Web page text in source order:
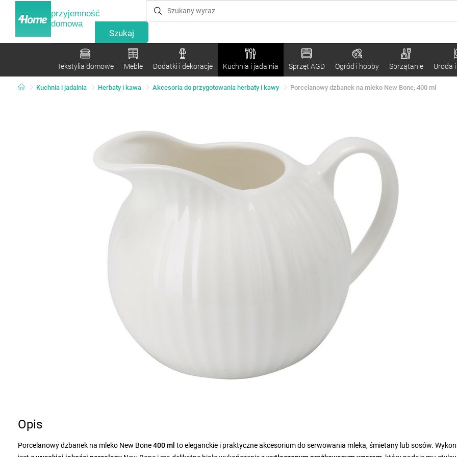
przyjemność
domowa
Tekstylia domowe Meble Dodatki i dekoracje Kuchnia i jadalnia Sprzęt AGD Ogród i hobby Sprzątanie Uroda
Kuchnia i jadalnia Herbaty i kawa Akcesoria do przygotowania herbaty i kawy Porcelanowy dzbanek na mleko New Bone, 400 ml
Opis
Porcelanowy dzbanek na mleko New Bone400 ml to eleganckie i praktyczne akcesorium do serwowania mleka, śmietany lub sosów.